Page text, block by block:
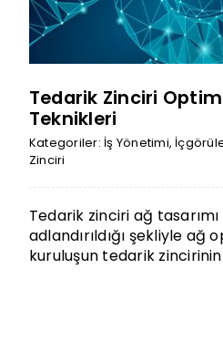
Tedarik Zinciri
Teknikleri
Kategoriler: İş Yönetimi,
Zinciri
Tedarik zinciri ağ
adlandırıldığı şekliyle ağ
kuruluşun tedarik zincirinin